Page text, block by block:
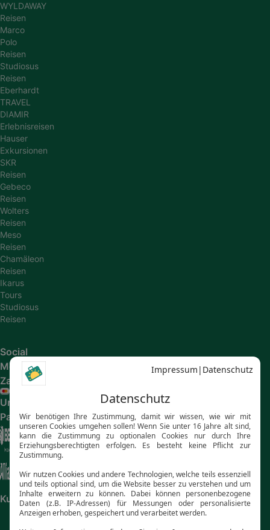
WYLDAWAY
Reisen
Marco
Polo
Reisen
Studiosus
Reisen
Eberhardt
TRAVEL
DIAMIR
Erlebnisreisen
Hauser
Exkursionen
SKR
Reisen
Gebeco
Reisen
Wolters
Reisen
Meso
Reisen
Chamäleon
Reisen
Ikarus
Tours
Studiosus
Reisen
Social
Media
Zahlungsarten
Unsere
Partner
Kundenbewertungen